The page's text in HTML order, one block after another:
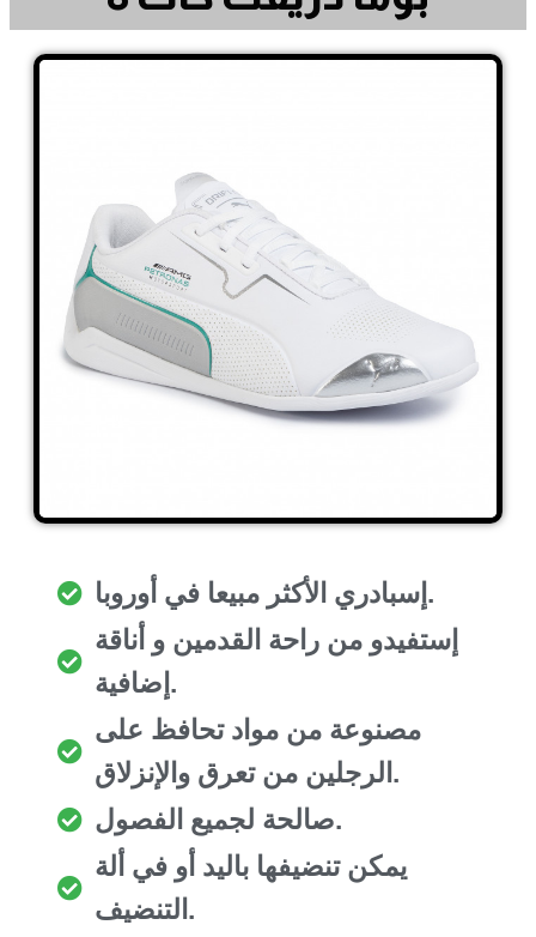
إسبادري الأكثر مبيعا في أوروبا.
إستفيدو من راحة القدمين و أناقة
إضافية.
مصنوعة من مواد تحافظ على
الرجلين من تعرق والإنزلاق.
صالحة لجميع الفصول.
يمكن تنضيفها باليد أو في ألة
التنضيف.